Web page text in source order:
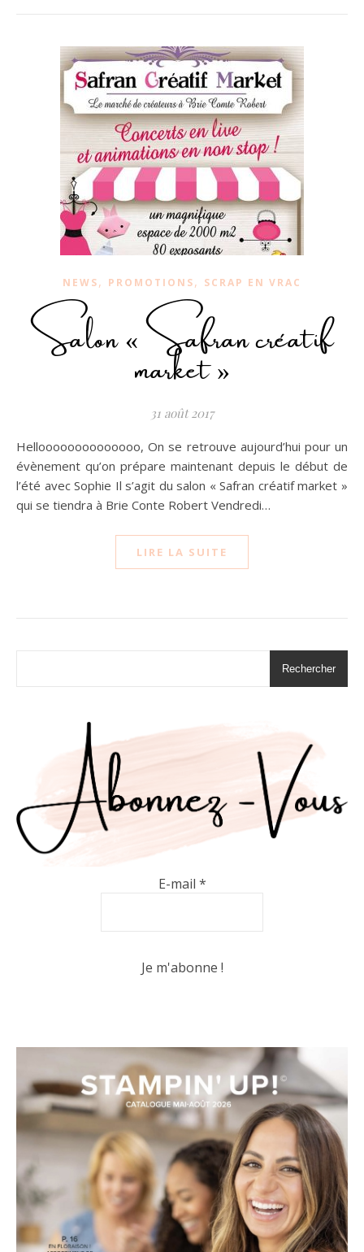
NEWS, PROMOTIONS, SCRAP EN VRAC
Salon « Safran créatif
market »
31 août 2017
Helloooooooooooooo, On se retrouve aujourd’hui pour un
évènement qu’on prépare maintenant depuis le début de
l’été avec Sophie Il s’agit du salon « Safran créatif market »
qui se tiendra à Brie Conte Robert Vendredi…
LIRE LA SUITE
Rechercher
E-mail *